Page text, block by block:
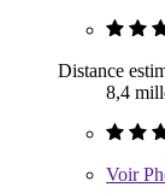
Distance
8,4
Voir